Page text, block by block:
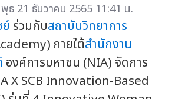
พุธ 21 ธันวาคม 2565 11:41 น.
ร่วมกับสถาบันวิทยาการ
ภายใต้สำนักงาน
องค์การมหาชน (NIA) จัดการ
X SCB Innovation-Based